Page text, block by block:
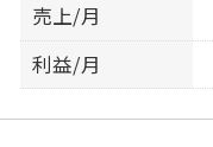
売上/月
利益/月